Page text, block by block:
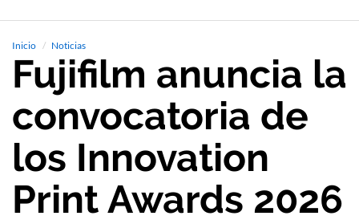
Inicio Noticias
Fujifilm anuncia la
convocatoria de
los Innovation
Print Awards 2026